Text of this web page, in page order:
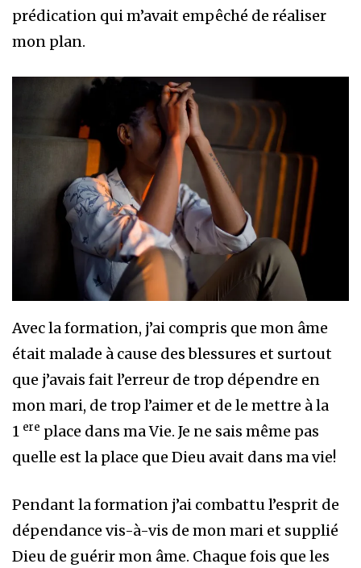
prédication qui m’avait empêché de réaliser
mon plan.
Avec la formation, j’ai compris que mon âme
était malade à cause des blessures et surtout
que j’avais fait l’erreur de trop dépendre en
mon mari, de trop l’aimer et de le mettre à la
1 ere place dans ma Vie. Je ne sais même pas
quelle est la place que Dieu avait dans ma vie!
Pendant la formation j’ai combattu l’esprit de
dépendance vis-à-vis de mon mari et supplié
Dieu de guérir mon âme. Chaque fois que les